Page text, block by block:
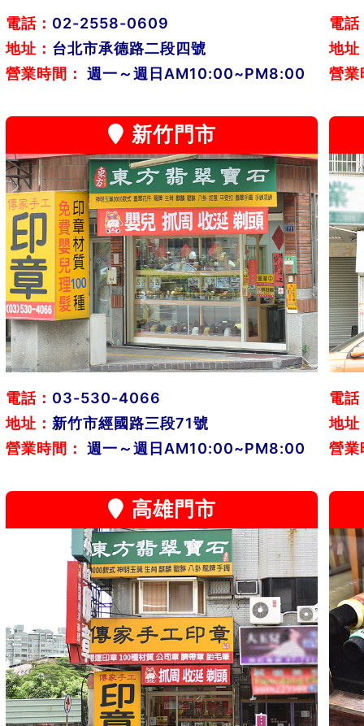
電話： 02-2558-0609
地址： 台北市承德路二段四號
營業時間：
週一～週日AM10:00~PM8:00
電話
地址
營業
新竹門市
電話： 03-530-4066
地址： 新竹市經國路三段71號
營業時間：
週一～週日AM10:00~PM8:00
電話
地址
營業
高雄門市